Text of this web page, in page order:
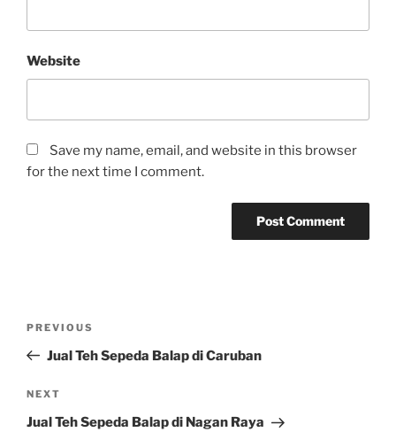
Website
Save my name, email, and website in this browser
for the next time I comment.
Previous
Post
PREVIOUS
Jual Teh Sepeda Balap di Caruban
Next
Post
NEXT
Jual Teh Sepeda Balap di Nagan Raya